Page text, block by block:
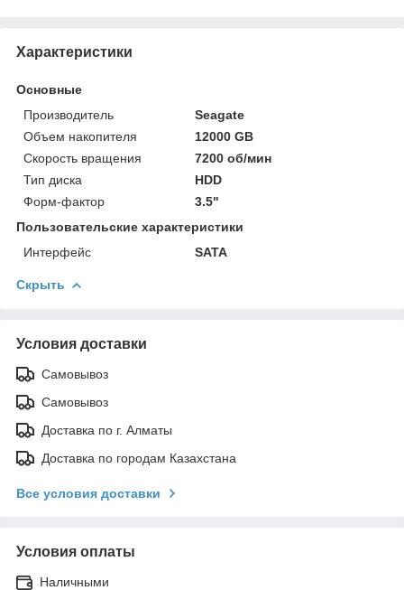
Характеристики
Основные
Производитель
Seagate
Объем накопителя
12000 GB
Скорость вращения
7200 об/мин
Тип диска
HDD
Форм-фактор
3.5"
Пользовательские характеристики
Интерфейс
SATA
Скрыть
Условия доставки
Самовывоз
Самовывоз
Доставка по г. Алматы
Доставка по городам Казахстана
Все условия доставки
Условия оплаты
Наличными